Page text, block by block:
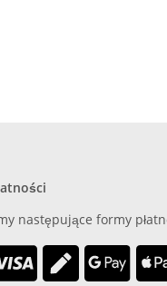
następujące formy